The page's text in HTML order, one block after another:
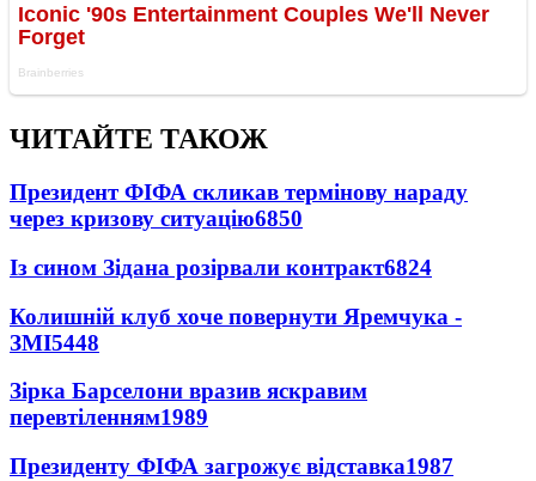
ЧИТАЙТЕ ТАКОЖ
Президент ФІФА скликав термінову нараду
через кризову ситуацію6850
Із сином Зідана розірвали контракт6824
Колишній клуб хоче повернути Яремчука -
ЗМІ5448
Зірка Барселони вразив яскравим
перевтіленням1989
Президенту ФІФА загрожує відставка1987